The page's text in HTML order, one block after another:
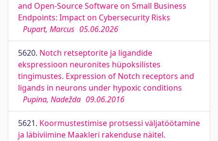
and Open-Source Software on Small Business
Endpoints: Impact on Cybersecurity Risks
Pupart, Marcus 05.06.2026
5620. Notch retseptorite ja ligandide
ekspressioon neuronites hüpoksilistes
tingimustes. Expression of Notch receptors and
ligands in neurons under hypoxic conditions
Pupina, Nadežda 09.06.2016
5621. Koormustestimise protsessi väljatöötamine
ja läbiviimine Maakleri rakenduse näitel.